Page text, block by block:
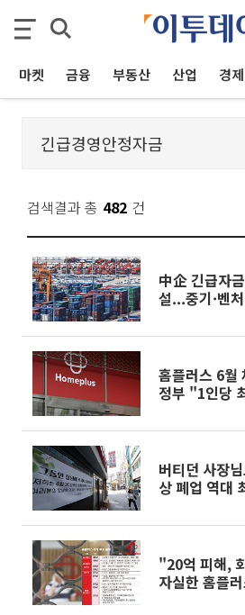
마켓 금융 부동산 산업 경제
검색결과 총 482 건
中企 긴급자
설...중기·벤
홈플러스 6월
정부 "1인당
버티던 사장
상 폐업 역대
"20억 피해,
자실한 홈플